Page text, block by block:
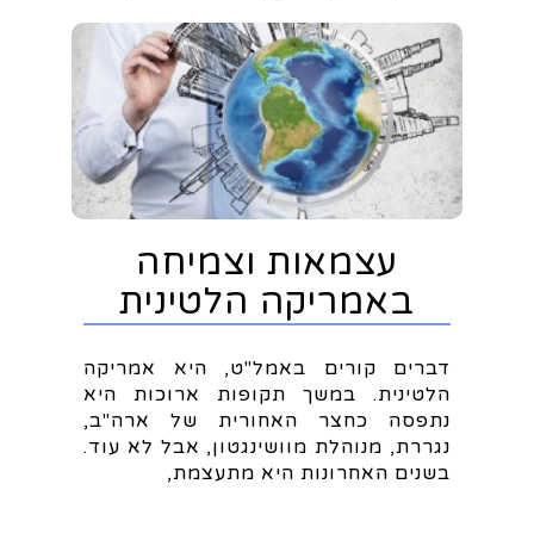
עצמאות וצמיחה
באמריקה הלטינית
דברים קורים באמל"ט, היא אמריקה
הלטינית. במשך תקופות ארוכות היא
נתפסה כחצר האחורית של ארה"ב,
נגררת, מנוהלת מוושינגטון, אבל לא עוד.
בשנים האחרונות היא מתעצמת,